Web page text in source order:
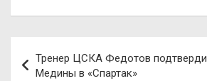
по
Тренер ЦСКА Федотов
Медины в «Спартак»